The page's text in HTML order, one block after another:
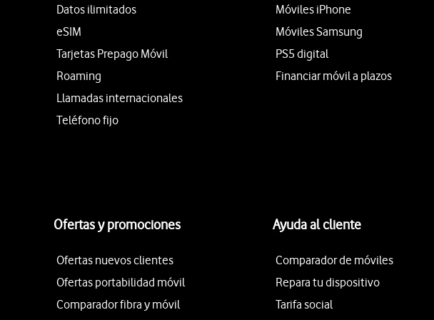
Datos ilimitados
eSIM
Tarjetas Prepago Móvil
Roaming
Llamadas internacionales
Teléfono fijo
Móviles iPhone
Móviles Samsung
PS5 digital
Financiar móvil a plazos
Ofertas y promociones
Ofertas nuevos clientes
Ofertas portabilidad móvil
Comparador fibra y móvil
Ayuda al cliente
Comparador de móviles
Repara tu dispositivo
Tarifa social